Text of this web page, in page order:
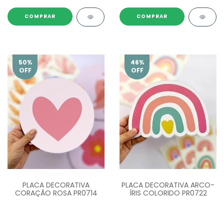
COMPRAR COMPRAR
50%
OFF
PLACA DECORATIVA
CORAÇÃO ROSA PR0714
46%
OFF
PLACA DECORATIVA ARCO-
ÍRIS COLORIDO PR0722